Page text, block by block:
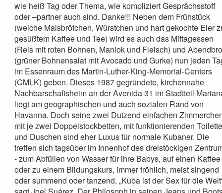
wie heiß Tag oder Thema, wie kompliziert Gesprächsstoff
oder –partner auch sind. Danke!!! Neben dem Frühstück
(weiche Maisbrötchen, Würstchen und hart gekochte Eier
gesüßtem Kaffee und Tee) wird es auch das Mittagessen
(Reis mit roten Bohnen, Maniok und Fleisch) und
(grüner Bohnensalat mit Avocado und Gurke) nun jeden
im Essenraum des Martin-Luther-King-Memorial-Centers
(CMLK) geben. Dieses 1987 gegründete, kirchennahe
Nachbarschaftsheim an der Avenida 31 im Stadtteil
liegt am geographischen und auch sozialen Rand von
Havanna. Doch seine zwei Dutzend einfachen
mit je zwei Doppelstockbetten, mit funktionierenden
und Duschen sind eher Luxus für normale Kubaner. Die
treffen sich tagsüber im Innenhof des dreistöckigen
- zum Abfüllen von Wasser für ihre Babys, auf einen Kaffee
oder zu einem Bildungskurs, immer fröhlich, meist singend
oder summend oder tanzend. „Kuba ist der Sex für die